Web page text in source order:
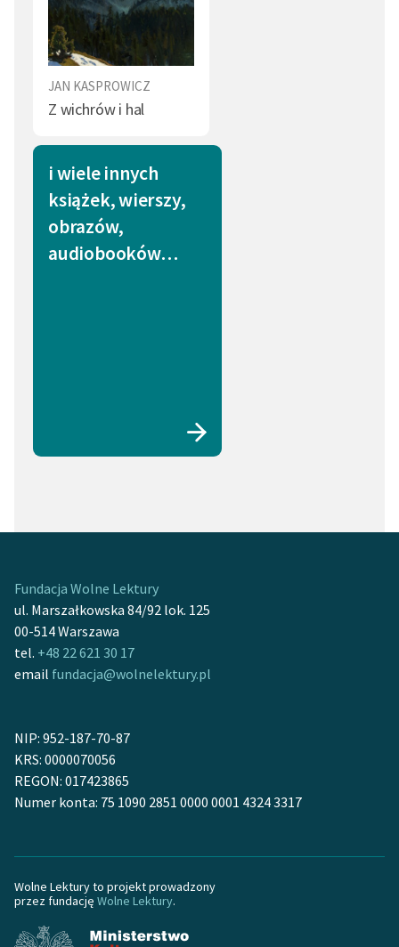
JAN KASPROWICZ
Z wichrów i hal
i wiele innych
książek, wierszy,
obrazów,
audiobooków…
Fundacja Wolne Lektury
ul. Marszałkowska 84/92 lok. 125
00-514 Warszawa
tel. +48 22 621 30 17
email fundacja@wolnelektury.pl
NIP: 952-187-70-87
KRS: 0000070056
REGON: 017423865
Numer konta: 75 1090 2851 0000 0001 4324 3317
Wolne Lektury to projekt prowadzony
przez fundację Wolne Lektury.